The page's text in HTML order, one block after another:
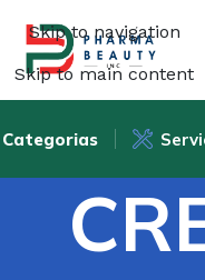
Skip to navigation
Skip to main content
Categorias